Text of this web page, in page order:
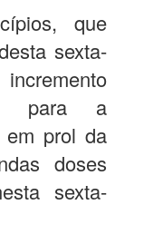
que
sexta-
para a
em prol da
doses
sexta-